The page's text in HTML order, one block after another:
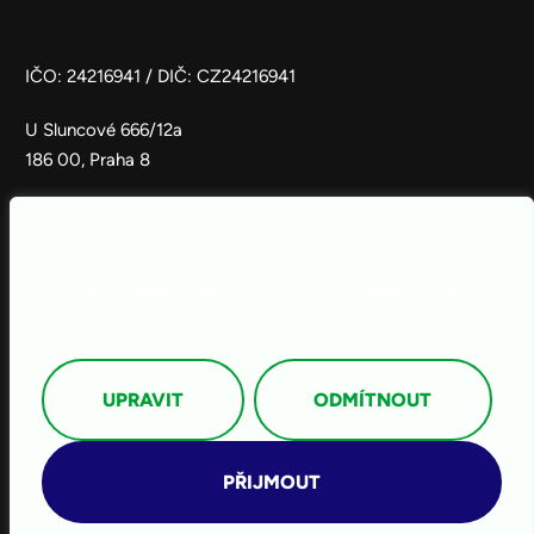
UPRAVIT ODMÍTNOUT
PŘIJMOUT
IČO: 24216941 / DIČ: CZ24216941
U Sluncové 666/12a
186 00, Praha 8
© 2026 ALL RIGHTS RESERVED